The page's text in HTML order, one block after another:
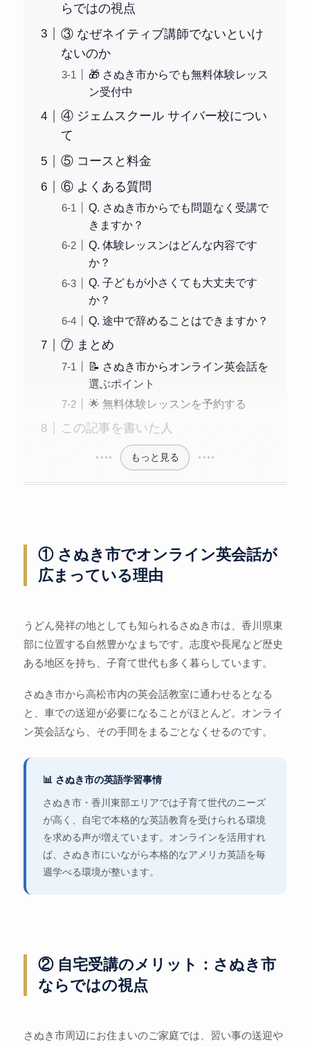
らではの視点
③ なぜネイティブ講師でないといけ
ないのか
🎁 さぬき市からでも無料体験レッス
ン受付中
④ ジェムスクール サイバー校につい
て
⑤ コースと料金
⑥ よくある質問
Q. さぬき市からでも問題なく受講で
きますか？
Q. 体験レッスンはどんな内容です
か？
Q. 子どもが小さくても大丈夫です
か？
Q. 途中で辞めることはできますか？
⑦ まとめ
📝 さぬき市からオンライン英会話を
選ぶポイント
🌟 無料体験レッスンを予約する
この記事を書いた人
もっと見る
① さぬき市でオンライン英会話が
広まっている理由
うどん発祥の地としても知られるさぬき市は、香川県東
部に位置する自然豊かなまちです。志度や長尾など歴史
ある地区を持ち、子育て世代も多く暮らしています。
さぬき市から高松市内の英会話教室に通わせるとなる
と、車での送迎が必要になることがほとんど。オンライ
ン英会話なら、その手間をまるごとなくせるのです。
📊 さぬき市の英語学習事情
さぬき市・香川東部エリアでは子育て世代のニーズ
が高く、自宅で本格的な英語教育を受けられる環境
を求める声が増えています。オンラインを活用すれ
ば、さぬき市にいながら本格的なアメリカ英語を毎
週学べる環境が整います。
② 自宅受講のメリット：さぬき市
ならではの視点
さぬき市周辺にお住まいのご家庭では、習い事の送迎や